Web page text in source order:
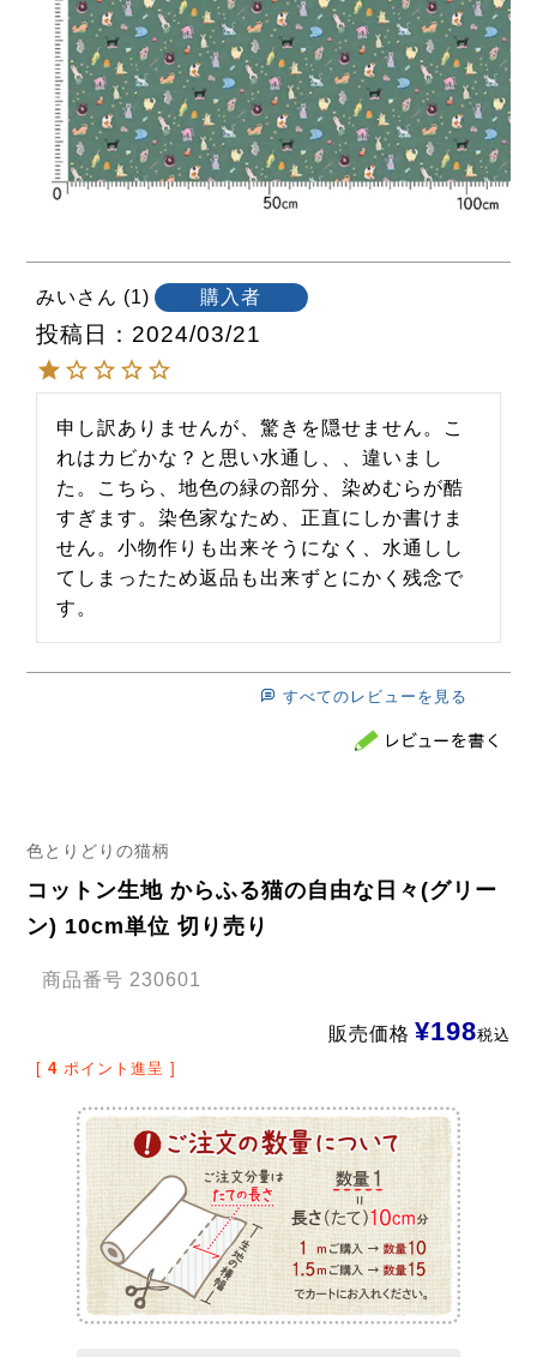
みい 1 購入者
投稿日 2024/03/21
申し訳ありませんが、驚きを隠せません。こ
れはカビかな？と思い水通し、、違いまし
た。こちら、地色の緑の部分、染めむらが酷
すぎます。染色家なため、正直にしか書けま
せん。小物作りも出来そうになく、水通しし
てしまったため返品も出来ずとにかく残念で
す。
すべてのレビューを見る
色とりどりの猫柄
コットン生地 からふる猫の自由な日々(グリー
ン) 10cm単位 切り売り
商品番号 230601
販売価格 ¥198税込
[ 4 ポイント進呈 ]